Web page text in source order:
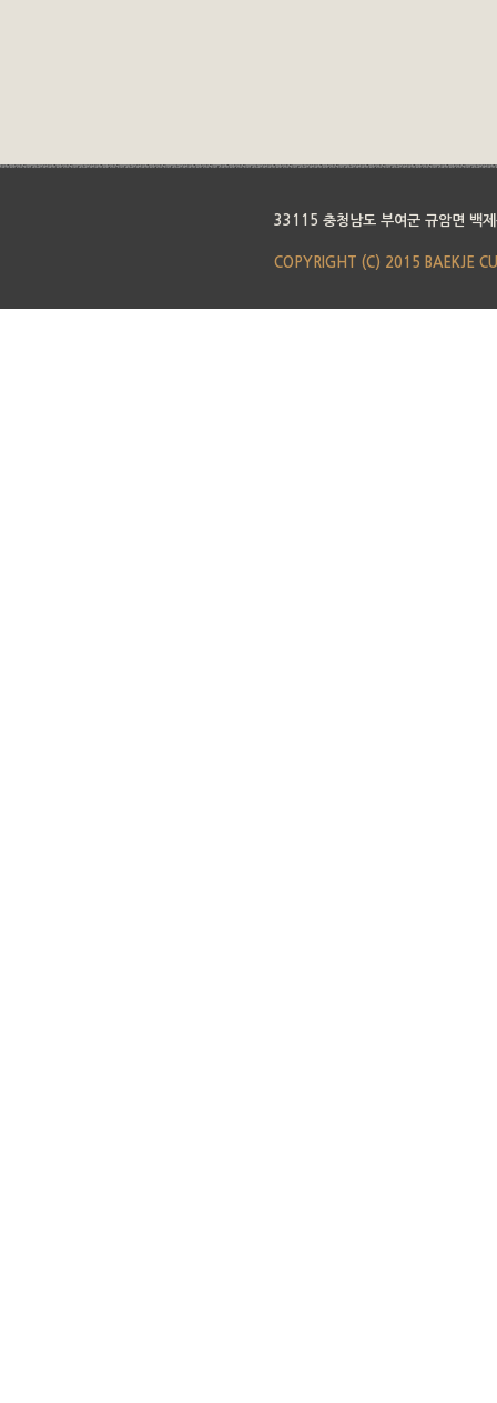
33115 충청남도 부여군 규암면 백
COPYRIGHT (C) 2015 BAEKJE